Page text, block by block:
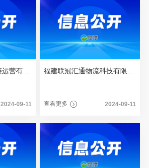
福建好运八方供应链运营有限公司2023年度重大信息公告
2024-09-11 查看更多 2024-09-11